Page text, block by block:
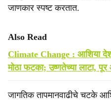
जाणकार स्पष्ट करतात.
Also Read
Climate Change : आशिया
मोठा फटका; उष्णतेच्या लाटा,
जागतिक तापमानवाढीचे चटके